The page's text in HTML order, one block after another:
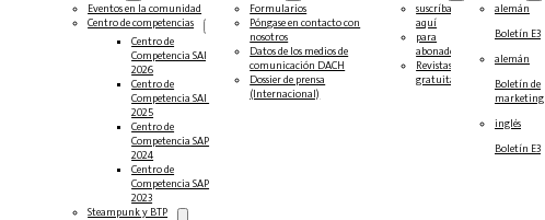
Eventos en la comunidad
Centro de competencias
Centro de
Competencia SAP
2026
Centro de
Competencia SAP
2025
Centro de
Competencia SAP
2024
Centro de
Competencia SAP
2023
Steampunk y BTP
Formularios
Póngase en contacto con
nosotros
Datos de los medios de
comunicación DACH
Dossier de prensa
(Internacional)
suscríbase
aquí
para
abonados
Revistas
gratuitas
alemán
Boletín E3
alemán
Boletín de
marketing
inglés
Boletín E3